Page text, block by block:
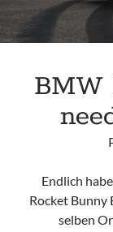
BMW
Endlich
Rocket Bunny
selben